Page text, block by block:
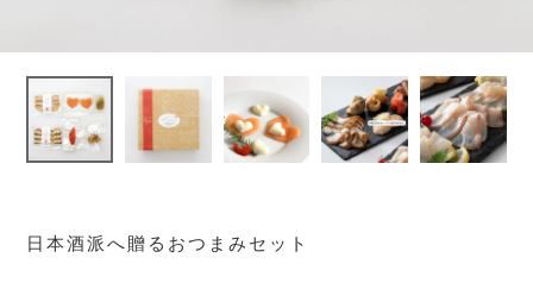
日本酒派へ贈るおつまみセット